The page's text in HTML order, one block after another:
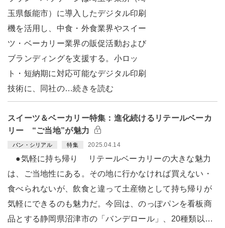
玉県飯能市）に導入したデジタル印刷
機を活用し、中食・外食業界やスイー
ツ・ベーカリー業界の販促活動および
ブランディングを支援する。小ロッ
ト・短納期に対応可能なデジタル印刷
技術に、同社の…続きを読む
スイーツ＆ベーカリー特集：進化続けるリテールベーカ
リー “ご当地”が魅力
パン・シリアル 特集 2025.04.14
●気軽に持ち帰り リテールベーカリーの大きな魅力
は、ご当地性にある。その地に行かなければ買えない・
食べられないが、飲食と違って土産物として持ち帰りが
気軽にできるのも魅力だ。今回は、のっぽパンを看板商
品とする静岡県沼津市の「バンデロール」、20種類以…